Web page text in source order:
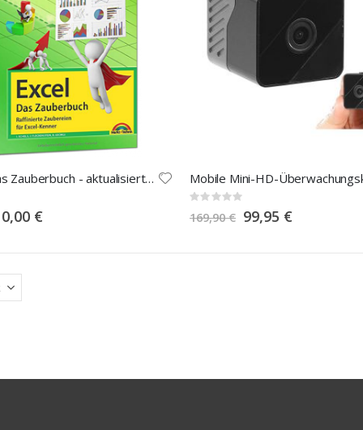
Excel - Das Zauberbuch - aktualisierte Auflage!
€
Rating:
0%
169,90 € Special
Price
99,95 €